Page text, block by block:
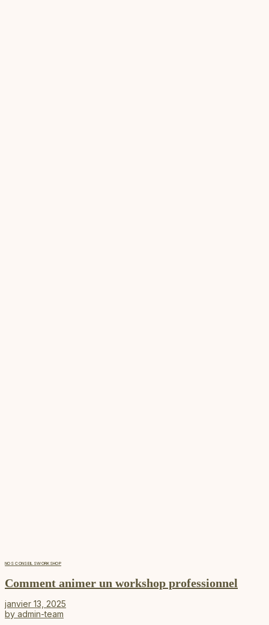
NOS CONSEILSWORKSHOP
Comment animer un workshop professionnel
janvier 13, 2025
by admin-team